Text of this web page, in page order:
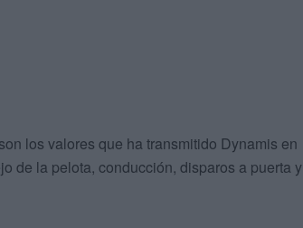
los valores que ha transmitido Dynamis en
de la pelota, conducción, disparos a puerta y